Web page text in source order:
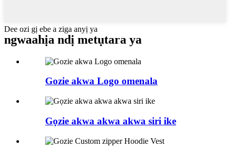
Dee ozi gị ebe a ziga anyị ya
ngwaahịa ndị metụtara ya
Gozie akwa Logo omenala
Gọzie akwa akwa akwa siri ike